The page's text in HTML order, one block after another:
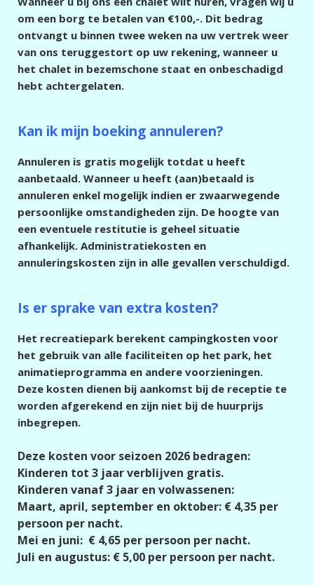
om een borg te betalen van €100,-. Dit bedrag
ontvangt u binnen twee weken na uw vertrek weer
van ons teruggestort op uw rekening, wanneer u
het chalet in bezemschone staat en onbeschadigd
hebt achtergelaten.
Kan ik mijn boeking annuleren?
Annuleren is gratis mogelijk totdat u heeft
aanbetaald. Wanneer u heeft (aan)betaald is
annuleren enkel mogelijk indien er zwaarwegende
persoonlijke omstandigheden zijn. De hoogte van
een eventuele restitutie is geheel situatie
afhankelijk. Administratiekosten en
annuleringskosten zijn in alle gevallen verschuldigd.
Is er sprake van extra kosten?
Het recreatiepark berekent campingkosten voor
het gebruik van alle faciliteiten op het park, het
animatieprogramma en andere voorzieningen.
Deze kosten dienen bij aankomst bij de receptie te
worden afgerekend en zijn niet bij de huurprijs
inbegrepen.
Deze kosten voor seizoen 2026 bedragen:
Kinderen tot 3 jaar verblijven gratis.
Kinderen vanaf 3 jaar en volwassenen:
Maart, april, september en oktober: € 4,35 per
persoon per nacht.
Mei en juni: € 4,65 per persoon per nacht.
Juli en augustus: € 5,00 per persoon per nacht.